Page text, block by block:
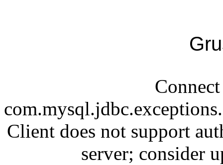
Client does not support
server; consider